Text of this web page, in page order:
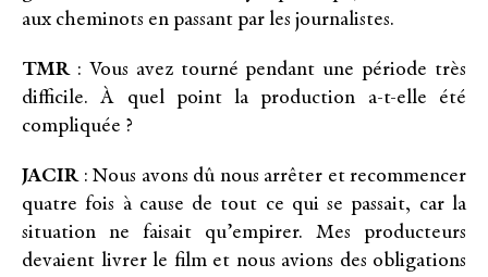
aux cheminots en passant par les journalistes.
TMR: Vous avez tourné pendant une période très
difficile. À quel point la production a-t-elle été
compliquée ?
JACIR: Nous avons dû nous arrêter et recommencer
quatre fois à cause de tout ce qui se passait, car la
situation ne faisait qu’empirer. Mes producteurs
devaient livrer le film et nous avions des obligations